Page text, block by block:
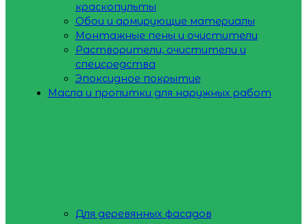
краскопульты
Обои и армирующие материалы
Монтажные пены и очистители
Растворители, очистители и
спецсредства
Эпоксидное покрытие
Масла и пропитки для наружных работ
Для деревянных фасадов